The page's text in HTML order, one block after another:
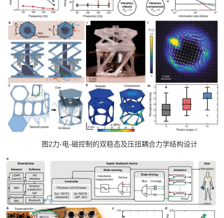
图 2力- 电-磁控制的双稳态及压扭耦合力学结构设计